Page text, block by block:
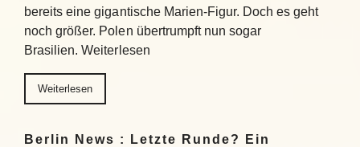
bereits eine gigantische Marien-Figur. Doch es geht
noch größer. Polen übertrumpft nun sogar
Brasilien. Weiterlesen
Weiterlesen
Berlin News : Letzte Runde? Ein